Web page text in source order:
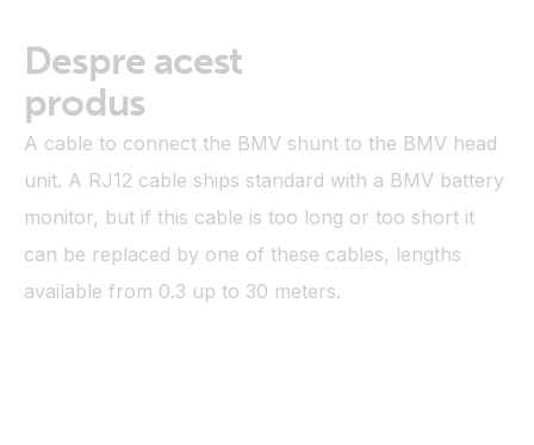
Despre acest
produs
A cable to connect the BMV shunt to the BMV head
unit. A RJ12 cable ships standard with a BMV battery
monitor, but if this cable is too long or too short it
can be replaced by one of these cables, lengths
available from 0.3 up to 30 meters.